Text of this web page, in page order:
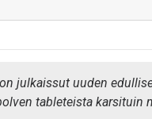
julkaissut uuden
tableteista karsituin